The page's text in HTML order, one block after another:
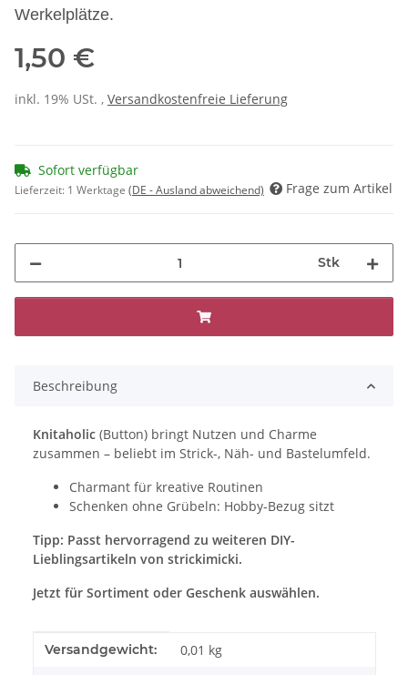
Werkelplätze.
1,50 €
inkl. 19% USt. , Versandkostenfreie Lieferung
Sofort verfügbar
Lieferzeit: 1 Werktage (DE - Ausland abweichend) Frage zum Artikel
Stk
Beschreibung
Knitaholic (Button) bringt Nutzen und Charme
zusammen – beliebt im Strick-, Näh- und Bastelumfeld.
Charmant für kreative Routinen
Schenken ohne Grübeln: Hobby-Bezug sitzt
Tipp: Passt hervorragend zu weiteren DIY-
Lieblingsartikeln von strickimicki.
Jetzt für Sortiment oder Geschenk auswählen.
Produkteigenschaft
Wert
Versandgewicht: 0,01 kg